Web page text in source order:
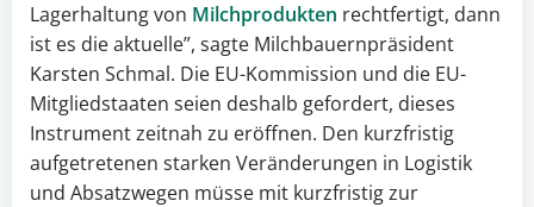
Lagerhaltung von Milchprodukten rechtfertigt, dann
ist es die aktuelle”, sagte Milchbauernpräsident
Karsten Schmal. Die EU-Kommission und die EU-
Mitgliedstaaten seien deshalb gefordert, dieses
Instrument zeitnah zu eröffnen. Den kurzfristig
aufgetretenen starken Veränderungen in Logistik
und Absatzwegen müsse mit kurzfristig zur